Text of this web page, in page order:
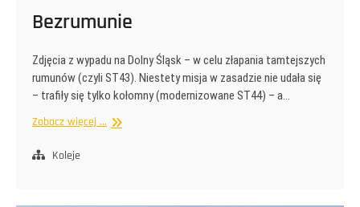
Bezrumunie
Zdjęcia z wypadu na Dolny Śląsk – w celu złapania tamtejszych
rumunów (czyli ST43). Niestety misja w zasadzie nie udała się
– trafiły się tylko kołomny (modernizowane ST44) – a…
Zobacz więcej ... Bezrumunie
Koleje